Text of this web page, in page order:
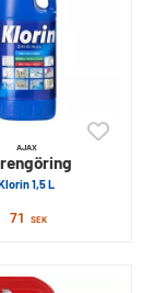
AJAX
1,5 L
71 SEK